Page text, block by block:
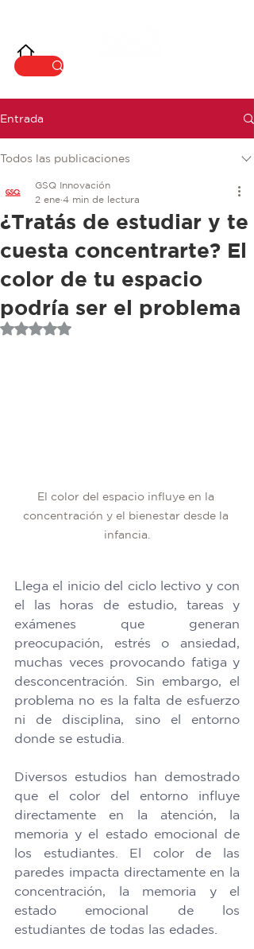
Entrada
Todos las publicaciones
¿Tratás de estudiar y te
cuesta concentrarte? El
color de tu espacio
podría ser el problema
GSQ Innovación
2 ene 4 min de lectura
Obtuvo NaN de 5 estrellas.
El color del espacio influye en la
concentración y el bienestar desde la
infancia.
Llega el inicio del ciclo lectivo y con
el las horas de estudio, tareas y
exámenes que generan
preocupación, estrés o ansiedad,
muchas veces provocando fatiga y
desconcentración. Sin embargo, el
problema no es la falta de esfuerzo
ni de disciplina, sino el entorno
donde se estudia.
Diversos estudios han demostrado
que el color del entorno influye
directamente en la atención, la
memoria y el estado emocional de
los estudiantes. El color de las
paredes impacta directamente en la
concentración, la memoria y el
estado emocional de los
estudiantes de todas las edades.